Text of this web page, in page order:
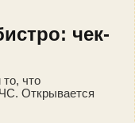
чек-
что
Открывается